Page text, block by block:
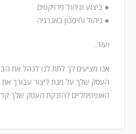
● ביצוע וניהול פרויקטים
● ניהול וחיסכון באנרגיה
ועוד.
אנו מציעים לך לתת לנו לנהל את
העסק שלך על מנת ליצור עבורך את
האופטימליים להזנקת העסק שלך